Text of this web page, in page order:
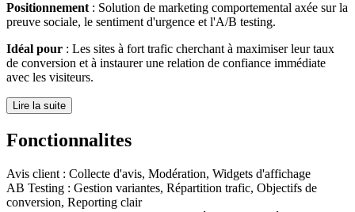
Positionnement : Solution de marketing comportemental axée sur la
preuve sociale, le sentiment d'urgence et l'A/B testing.
Idéal pour : Les sites à fort trafic cherchant à maximiser leur taux
de conversion et à instaurer une relation de confiance immédiate
avec les visiteurs.
Lire la suite
Fonctionnalites
Avis client : Collecte d'avis, Modération, Widgets d'affichage
AB Testing : Gestion variantes, Répartition trafic, Objectifs de
conversion, Reporting clair